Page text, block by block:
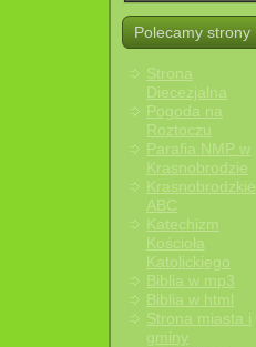
Polecamy strony
Strona
Diecezjalna
Pogoda na
Roztoczu
Parafia NMP w
Krasnobrodzie
Krasnobrodzkie
ABC
Katechizm
Kościoła
Katolickiego
Biblia w mp3
Biblia w html
Strona miasta i
gminy